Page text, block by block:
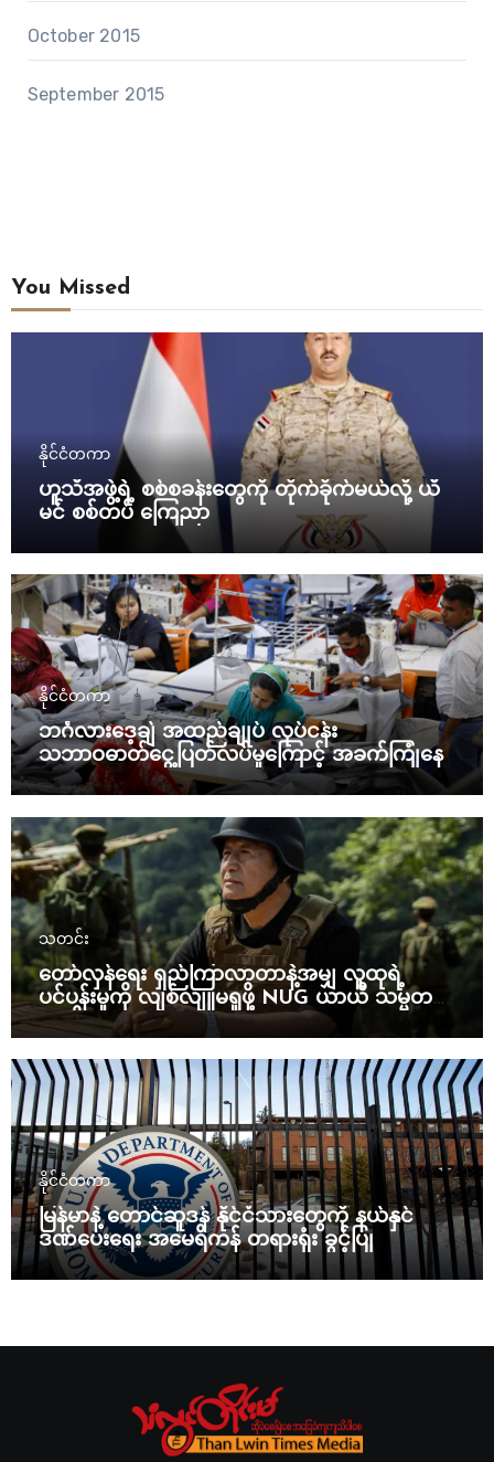
October 2015
September 2015
You Missed
နိုင်ငံတကာ
ဟူသီအဖွဲ့ရဲ့ စစ်စခန်းတွေကို တိုက်ခိုက်မယ်လို့ ယီ
မင် စစ်တပ် ကြေညာ
နိုင်ငံတကာ
ဘင်္ဂလားဒေ့ချ် အထည်ချုပ် လုပ်ငန်း
သဘာဝဓာတ်ငွေ့ပြတ်လပ်မှုကြောင့် အခက်ကြုံနေ
သတင်း
တော်လှန်ရေး ရှည်ကြာလာတာနဲ့အမျှ လူထုရဲ့
ပင်ပန်းမှုကို လျစ်လျူမရှုဖို့ NUG ယာယီ သမ္မတ
သတိပေး
နိုင်ငံတကာ
မြန်မာနဲ့ တောင်ဆူဒန် နိုင်ငံသားတွေကို နယ်နှင်
ဒဏ်ပေးရေး အမေရိကန် တရားရုံး ခွင့်ပြု